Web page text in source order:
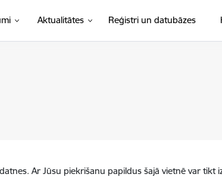
Aktualitātes Reģistri un datubāzes
Ar Jūsu piekrišanu papildus šajā vietnē var tikt